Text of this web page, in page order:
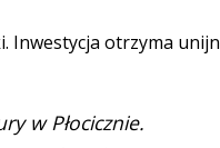
Inwestycja otrzyma
w Płocicznie.